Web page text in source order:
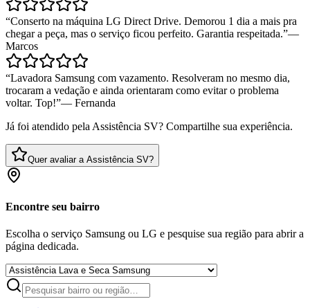
“Conserto na máquina LG Direct Drive. Demorou 1 dia a mais pra
chegar a peça, mas o serviço ficou perfeito. Garantia respeitada.”—
Marcos
“Lavadora Samsung com vazamento. Resolveram no mesmo dia,
trocaram a vedação e ainda orientaram como evitar o problema
voltar. Top!”— Fernanda
Já foi atendido pela Assistência SV? Compartilhe sua experiência.
Quer avaliar a Assistência SV?
Encontre seu bairro
Escolha o serviço Samsung ou LG e pesquise sua região para abrir a
página dedicada.